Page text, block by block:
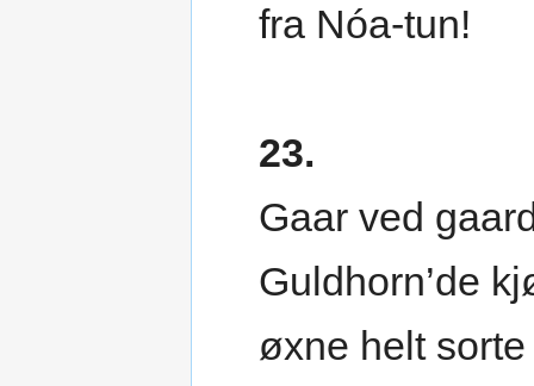
fra Nóa-tun!
23.
Gaar ved
Guldhorn’de
øxne helt sorte